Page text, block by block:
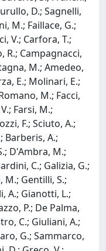
D.; Sagnelli,
M.; Faillace, G.;
V.; Carfora, T.;
R.; Campagnacci,
M.; Amedeo,
E.; Molinari, E.;
M.; Facci,
Farsi, M.;
F.; Sciuto, A.;
Barberis, A.;
D'Ambra, M.;
C.; Galizia, G.;
M.; Gentilli, S.;
A.; Gianotti, L.;
P.; De Palma,
C.; Giuliani, A.;
G.; Sammarco,